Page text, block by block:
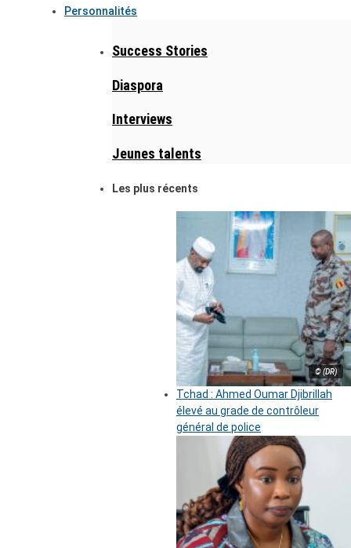
Personnalités
Success Stories
Diaspora
Interviews
Jeunes talents
Les plus récents
© (DR)
Tchad : Ahmed Oumar Djibrillah
élevé au grade de contrôleur
général de police